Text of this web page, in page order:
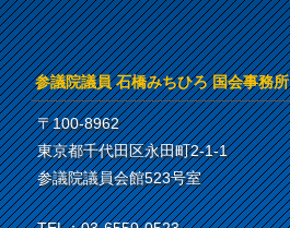
参議院議員 石橋みちひろ 国会事務所
〒100-8962
東京都千代田区永田町2-1-1
参議院議員会館523号室